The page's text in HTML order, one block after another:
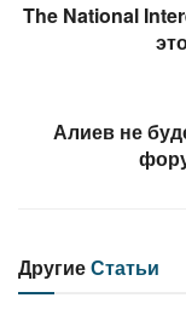
The National
Алиев не
ДругиеСтатьи